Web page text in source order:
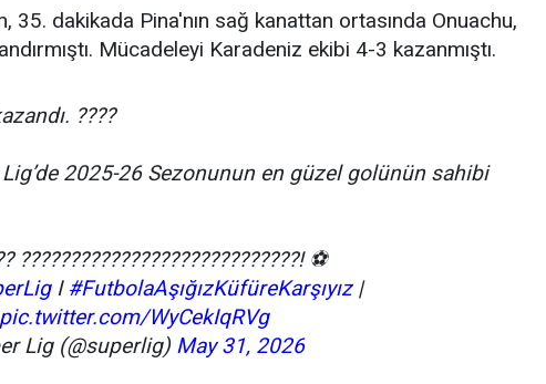
35. dakikada Pina'nın sağ kanattan ortasında Onuachu,
Mücadeleyi Karadeniz ekibi 4-3 kazanmıştı.
????
2025-26 Sezonunun en güzel golünün sahibi
????????????????????????????! ⚽
I #FutbolaAşığızKüfüreKarşıyız|
pic.twitter.com/WyCekIqRVg
Lig (@superlig) May 31, 2026